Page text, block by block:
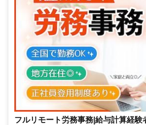
フルリモート労務事務|給与計算経験